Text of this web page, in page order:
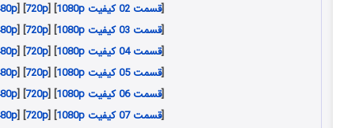
[قسمت 02 کیفیت 1080p ] [
720p
] [
[قسمت 03 کیفیت 1080p ] [
720p
] [
[قسمت 04 کیفیت 1080p ] [
720p
] [
[قسمت 05 کیفیت 1080p ] [
720p
] [
[قسمت 06 کیفیت 1080p ] [
720p
] [
[قسمت 07 کیفیت 1080p ] [
720p
] [